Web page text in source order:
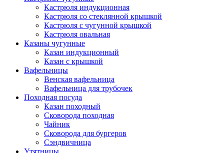
Кастрюля индукционная
Кастрюля со стеклянной крышкой
Кастрюля с чугунной крышкой
Кастрюля овальная
Казаны чугунные
Казан индукционный
Казан с крышкой
Вафельницы
Венская вафельница
Вафельница для трубочек
Походная посуда
Казан походный
Сковорода походная
Чайник
Сковорода для бургеров
Сэндвичница
Утятницы